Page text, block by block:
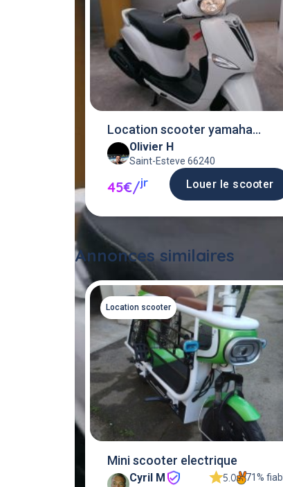
Location scooter yamaha
delightOlivier H
Saint-Esteve 66240
45€/jr Louer le scooter
Annonces similaires
Location scooter
Mini scooter electrique
Cyril M 5.0
71%